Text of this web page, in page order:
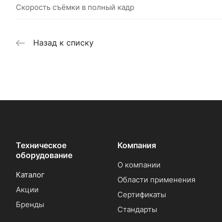
Скорость съёмки в полный кадр
Назад к списку
Техническое
оборудование
Каталог
Акции
Бренды
Компания
О компании
Области применения
Сертификаты
Стандарты